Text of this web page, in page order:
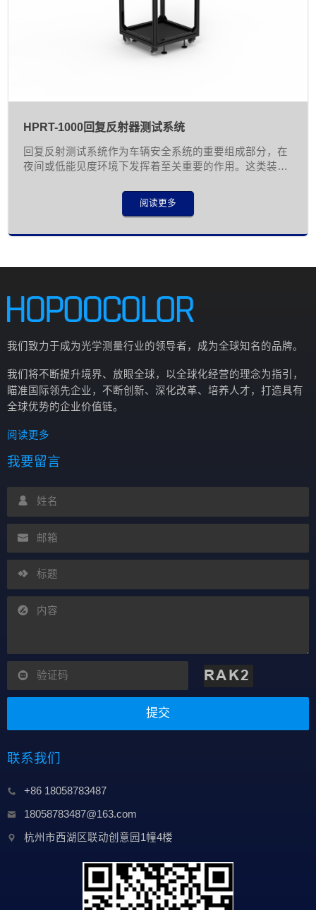
HPRT-1000回复反射器测试系统
回复反射测试系统作为车辆安全系统的重要组成部分，在
夜间或低能见度环境下发挥着至关重要的作用。这类装置
他道路使用者清晰识别，从而有效预防交通事故的发生。
阅读更多
我们致力于成为光学测量行业的领导者，成为全球知名的品牌。
我们将不断提升境界、放眼全球，以全球化经营的理念为指引，
瞄准国际领先企业，不断创新、深化改革、培养人才，打造具有
全球优势的企业价值链。
阅读更多
我要留言
提交
联系我们
+86 18058783487
18058783487@163.com
杭州市西湖区联动创意园1幢4楼